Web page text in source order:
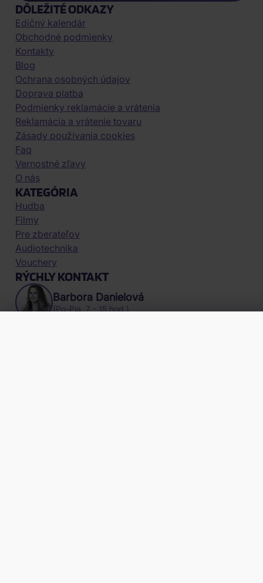
DÔLEŽITÉ ODKAZY
Edičný kalendár
Obchodné podmienky
Kontakty
Blog
Ochrana osobných údajov
Doprava platba
Podmienky reklamácie a vrátenia
Reklamácia a vrátenie tovaru
Zásady používania cookies
Faq
Vernostné zľavy
O nás
KATEGÓRIA
Hudba
Filmy
Pre zberateľov
Audiotechnika
Vouchery
RÝCHLY KONTAKT
Barbora Danielová
(Po-Pia, 7 - 15 hod.)